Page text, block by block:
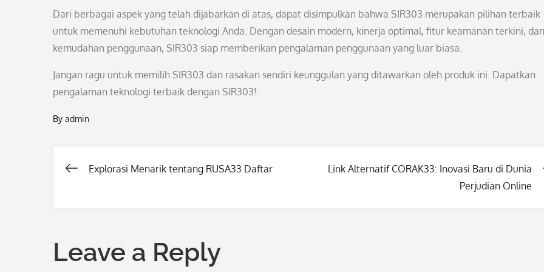
Dari berbagai aspek yang telah dijabarkan di atas, dapat disimpulkan bahwa SIR303 merupakan pilihan terbaik
untuk memenuhi kebutuhan teknologi Anda. Dengan desain modern, kinerja optimal, fitur keamanan terkini, dan
kemudahan penggunaan, SIR303 siap memberikan pengalaman penggunaan yang luar biasa.
Jangan ragu untuk memilih SIR303 dan rasakan sendiri keunggulan yang ditawarkan oleh produk ini. Dapatkan
pengalaman teknologi terbaik dengan SIR303!.
By admin
Post
Explorasi Menarik tentang RUSA33 Daftar
Link Alternatif CORAK33: Inovasi Baru di Dunia
Perjudian Online
Leave a Reply